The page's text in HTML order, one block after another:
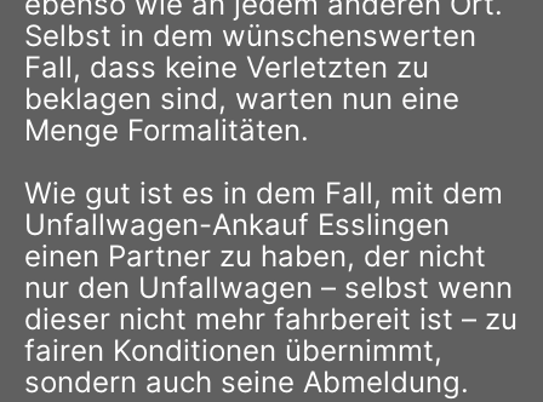
Selbst in dem wünschenswerten
Fall, dass keine Verletzten zu
beklagen sind, warten nun eine
Menge Formalitäten.
Wie gut ist es in dem Fall, mit dem
Unfallwagen-Ankauf Esslingen
einen Partner zu haben, der nicht
nur den Unfallwagen – selbst wenn
dieser nicht mehr fahrbereit ist – zu
fairen Konditionen übernimmt,
sondern auch seine Abmeldung.